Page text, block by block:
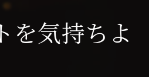
を気持ちよ